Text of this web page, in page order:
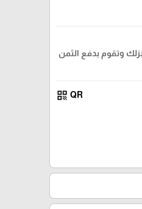
وتقوم بدفع الثمن
QR
qr_code